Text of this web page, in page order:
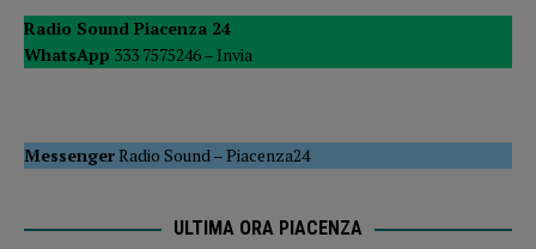
Radio Sound Piacenza 24
WhatsApp 333 7575246 – Invia
MessengerRadio Sound–Piacenza24
ULTIMA ORA PIACENZA